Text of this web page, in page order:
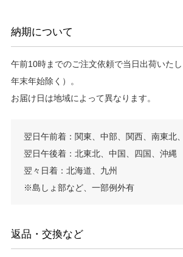
納期について
午前10時までのご注文依頼で当日出荷いたし
年末年始除く）。
お届け日は地域によって異なります。
翌日午前着：関東、中部、関西、南東北
翌日午後着：北東北、中国、四国、沖縄
翌々日着：北海道、九州
※島しょ部など、一部例外有
返品・交換など